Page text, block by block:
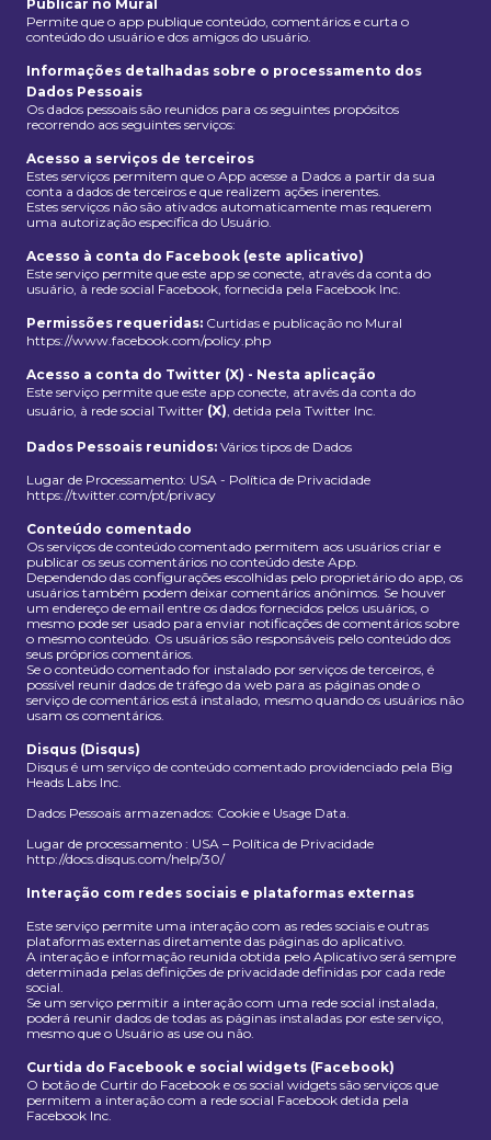
Publicar no Mural
Permite que o app publique conteúdo, comentários e curta o
conteúdo do usuário e dos amigos do usuário.
Informações detalhadas sobre o processamento dos
Dados Pessoais
Os dados pessoais são reunidos para os seguintes propósitos
recorrendo aos seguintes serviços:
Acesso a serviços de terceiros
Estes serviços permitem que o App acesse a Dados a partir da sua
conta a dados de terceiros e que realizem ações inerentes.
Estes serviços não são ativados automaticamente mas requerem
uma autorização específica do Usuário.
Acesso à conta do Facebook (este aplicativo)
Este serviço permite que este app se conecte, através da conta do
usuário, à rede social Facebook, fornecida pela Facebook Inc.
Permissões requeridas: Curtidas e publicação no Mural
https://www.facebook.com/policy.php
Acesso a conta do Twitter (X) - Nesta aplicação
Este serviço permite que este app conecte, através da conta do
usuário, à rede social Twitter (X), detida pela Twitter Inc.
Dados Pessoais reunidos: Vários tipos de Dados
Lugar de Processamento: USA - Política de Privacidade
https://twitter.com/pt/privacy
Conteúdo comentado
Os serviços de conteúdo comentado permitem aos usuários criar e
publicar os seus comentários no conteúdo deste App.
Dependendo das configurações escolhidas pelo proprietário do app, os
usuários também podem deixar comentários anônimos. Se houver
um endereço de email entre os dados fornecidos pelos usuários, o
mesmo pode ser usado para enviar notificações de comentários sobre
o mesmo conteúdo. Os usuários são responsáveis pelo conteúdo dos
seus próprios comentários.
Se o conteúdo comentado for instalado por serviços de terceiros, é
possível reunir dados de tráfego da web para as páginas onde o
serviço de comentários está instalado, mesmo quando os usuários não
usam os comentários.
Disqus (Disqus)
Disqus é um serviço de conteúdo comentado providenciado pela Big
Heads Labs Inc.
Dados Pessoais armazenados: Cookie e Usage Data.
Lugar de processamento : USA – Política de Privacidade
http://docs.disqus.com/help/30/
Interação com redes sociais e plataformas externas
Este serviço permite uma interação com as redes sociais e outras
plataformas externas diretamente das páginas do aplicativo.
A interação e informação reunida obtida pelo Aplicativo será sempre
determinada pelas definições de privacidade definidas por cada rede
social.
Se um serviço permitir a interação com uma rede social instalada,
poderá reunir dados de todas as páginas instaladas por este serviço,
mesmo que o Usuário as use ou não.
Curtida do Facebook e social widgets (Facebook)
O botão de Curtir do Facebook e os social widgets são serviços que
permitem a interação com a rede social Facebook detida pela
Facebook Inc.